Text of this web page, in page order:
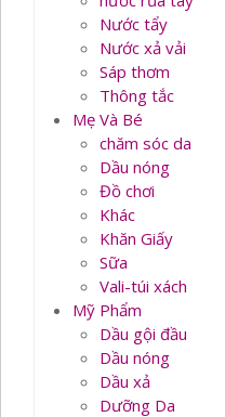
Nước tẩy
Nước xả vải
Sáp thơm
Thông tắc
Mẹ Và Bé
chăm sóc da
Dầu nóng
Đồ chơi
Khác
Khăn Giấy
Sữa
Vali-túi xách
Mỹ Phẩm
Dầu gội đầu
Dầu nóng
Dầu xả
Dưỡng Da